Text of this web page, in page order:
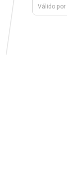
Válido por